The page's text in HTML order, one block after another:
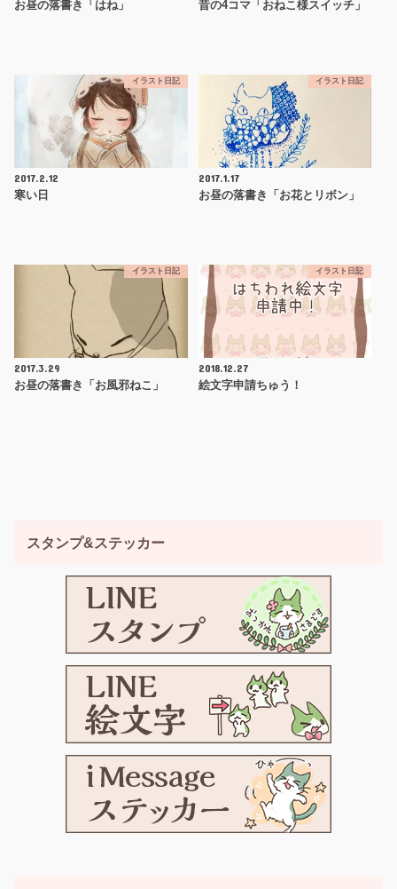
お昼の落書き「はね」 昔の4コマ「おねこ様スイッチ」
イラスト日記
2017.2.12
寒い日
イラスト日記
2017.1.17
お昼の落書き「お花とリボン」
イラスト日記
2017.3.29
お昼の落書き「お風邪ねこ」
イラスト日記
2018.12.27
絵文字申請ちゅう！
スタンプ&ステッカー